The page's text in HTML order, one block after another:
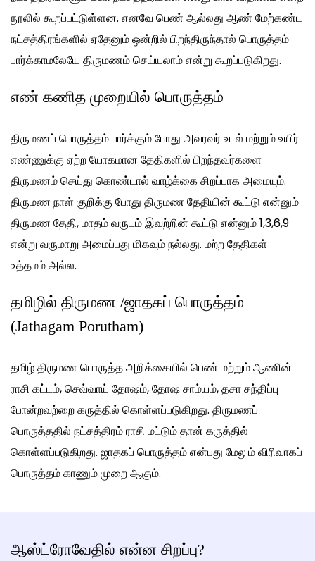
நூலில் கூறப்பட்டுள்ளன. எனவே பெண் ஆல்லது ஆண் மேற்கண்ட
நட்சத்திரங்களில் ஏதேனும் ஒன்றில் பிறந்திருந்தால் பொருத்தம்
பார்க்காமலேயே திருமணம் செய்யலாம் என்று கூறப்படுகிறது.
எண் கணித முறையில் பொருத்தம்
திருமணப் பொருத்தம் பார்க்கும் போது அவரவர் உடல் மற்றும் உயிர்
எண்ணுக்கு ஏற்ற யோகமான தேதிகளில் பிறந்தவர்களை
திருமணம் செய்து கொண்டால் வாழ்க்கை சிறப்பாக அமையும்.
திருமண நாள் குறிக்கு போது திருமண தேதியின் கூட்டு என்னும்
திருமண தேதி, மாதம் வருடம் இவற்றின் கூட்டு என்னும் 1,3,6,9
என்று வருமாறு அமைப்பது மிகவும் நல்லது. மற்ற தேதிகள்
உத்தமம் அல்ல.
தமிழில் திருமண /ஜாதகப் பொருத்தம்
(Jathagam Porutham)
தமிழ் திருமண பொருத்த அறிக்கையில் பெண் மற்றும் ஆணின்
ராசி கட்டம், செவ்வாய் தோஷம், தோஷ சாம்யம், தசா சந்திப்பு
போன்றவற்றை கருத்தில் கொள்ளப்படுகிறது. திருமணப்
பொருத்ததில் நட்சத்திரம் ராசி மட்டும் தான் கருத்தில்
கொள்ளப்படுகிறது. ஜாதகப் பொருத்தம் என்பது மேலும் விரிவாகப்
பொருத்தம் காணும் முறை ஆகும்.
ஆஸ்ட்ரோவேதில் என்ன சிறப்பு?